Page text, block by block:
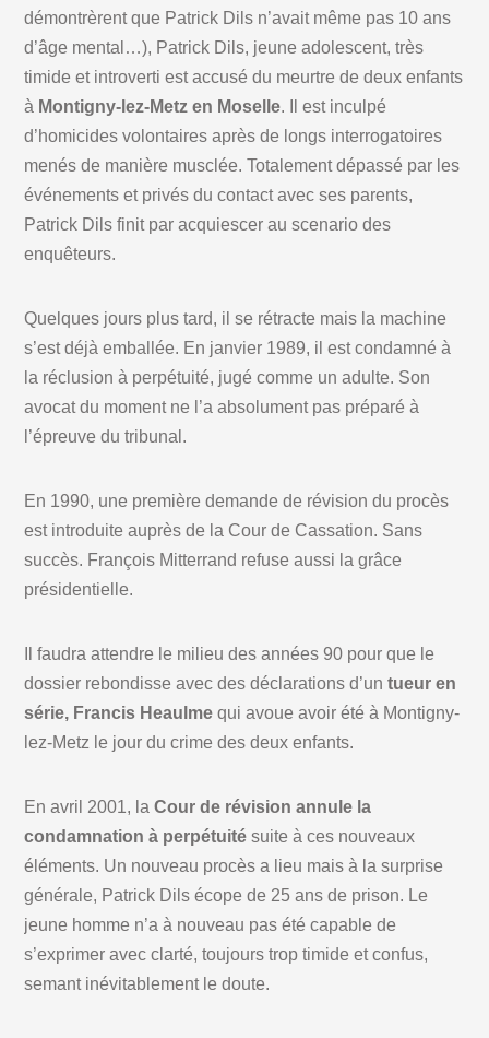
démontrèrent que Patrick Dils n’avait même pas 10 ans
d’âge mental…), Patrick Dils, jeune adolescent, très
timide et introverti est accusé du meurtre de deux enfants
à Montigny-lez-Metz en Moselle. Il est inculpé
d’homicides volontaires après de longs interrogatoires
menés de manière musclée. Totalement dépassé par les
événements et privés du contact avec ses parents,
Patrick Dils finit par acquiescer au scenario des
enquêteurs.
Quelques jours plus tard, il se rétracte mais la machine
s’est déjà emballée. En janvier 1989, il est condamné à
la réclusion à perpétuité, jugé comme un adulte. Son
avocat du moment ne l’a absolument pas préparé à
l’épreuve du tribunal.
En 1990, une première demande de révision du procès
est introduite auprès de la Cour de Cassation. Sans
succès. François Mitterrand refuse aussi la grâce
présidentielle.
Il faudra attendre le milieu des années 90 pour que le
dossier rebondisse avec des déclarations d’untueur en
série, Francis Heaulme qui avoue avoir été à Montigny-
lez-Metz le jour du crime des deux enfants.
En avril 2001, laCour de révision annule la
condamnation à perpétuité suite à ces nouveaux
éléments. Un nouveau procès a lieu mais à la surprise
générale, Patrick Dils écope de 25 ans de prison. Le
jeune homme n’a à nouveau pas été capable de
s’exprimer avec clarté, toujours trop timide et confus,
semant inévitablement le doute.